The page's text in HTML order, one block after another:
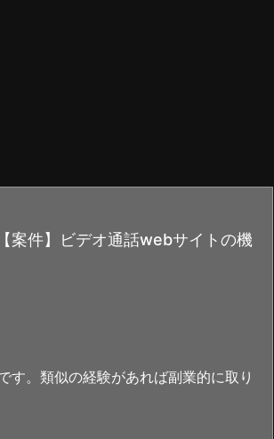
案件】ビデオ通話webサイトの機
す。類似の経験があれば副業的に取り